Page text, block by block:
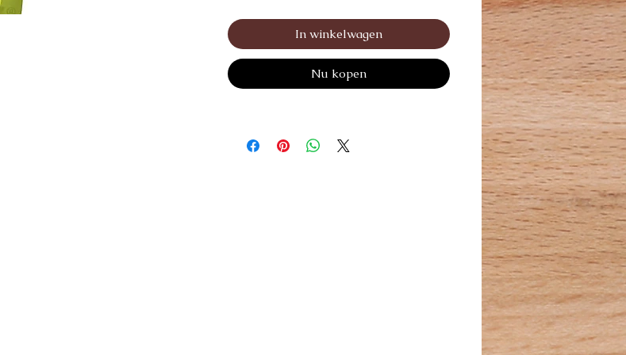
pommes vertes fraîchement coupées !
Très adapté aux chiens et chiots.
In winkelwagen
Nu kopen